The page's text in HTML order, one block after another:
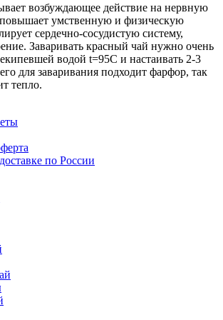
возбуждающее действие на нервную
умственную и физическую
сердечно-сосудистую систему,
Заваривать красный чай нужно очень
водой t=95С и настаивать 2-3
для заваривания подходит фарфор, так
тепло.
по России